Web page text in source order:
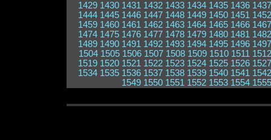
1429 1430 1431 1432 1433 1434 1435 1436 1437
1444 1445 1446 1447 1448 1449 1450 1451 1452
1459 1460 1461 1462 1463 1464 1465 1466 1467
1474 1475 1476 1477 1478 1479 1480 1481 1482
1489 1490 1491 1492 1493 1494 1495 1496 1497
1504 1505 1506 1507 1508 1509 1510 1511 1512
1519 1520 1521 1522 1523 1524 1525 1526 1527
1534 1535 1536 1537 1538 1539 1540 1541 1542
1549 1550 1551 1552 1553 1554 1555